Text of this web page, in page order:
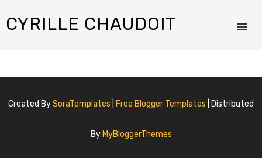
CYRILLE CHAUDOIT
Created BySoraTemplates Free Blogger Templates | Distributed
By MyBloggerThemes